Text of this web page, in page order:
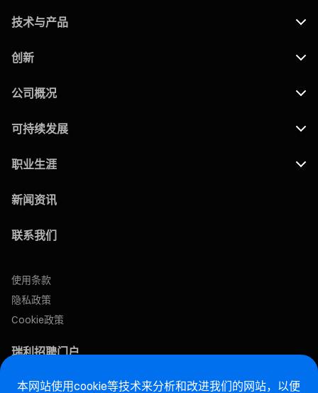
技术与产品
创新
公司概况
可持续发展
职业生涯
新闻资讯
联系我们
使用条款
隐私政策
Cookie政策
瑞利招聘门户
售后网站
本网站使用cookie等技术来分析和改进我们的网站，以便